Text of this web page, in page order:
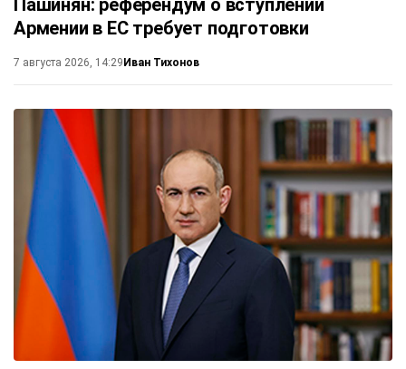
Армении в ЕС требует подготовки
7 августа 2026, 14:29Иван Тихонов